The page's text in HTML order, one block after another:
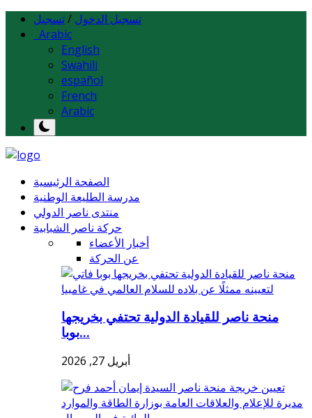
تسجيل الدخول /تسجيل
Arabic
English
Swahili
español
French
Arabic
الصفحة الرئيسية
مدرسة الطليعة الوطنية
منتدى ناصر الدولي
حركة ناصر الشبابية
أخبار الأعضاء
عن الحركة
منحة ناصر للقيادة الدولية تحتفي بخريجها
بوبا...
أبريل 27, 2026